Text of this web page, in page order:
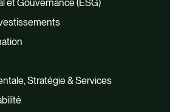
et Gouvernance (ESG)
Stratégie & Services